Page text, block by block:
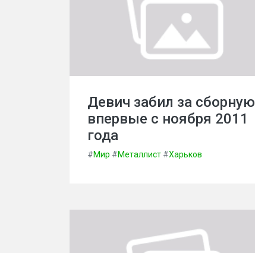
Девич забил за сборную
впервые с ноября 2011
года
#Мир #Металлист #Харьков